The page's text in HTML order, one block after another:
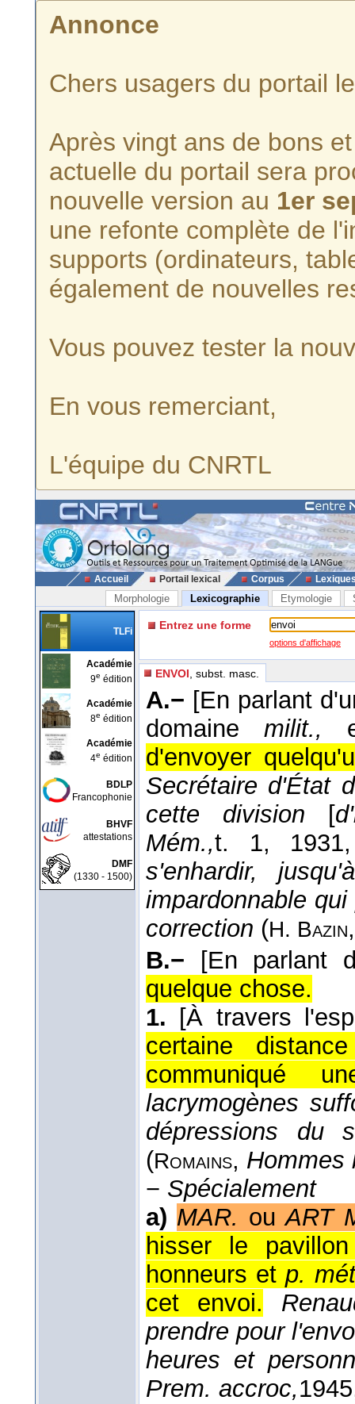
Annonce
Chers usagers du portail
Après vingt ans de bons
actuelle du portail sera
nouvelle version au 1er
une refonte complète de
supports (ordinateurs,
également de nouvelles
Vous pouvez tester la
En vous remerciant,
L'équipe du CNRTL
Accueil Portail lexical Corpus
Morphologie Lexicographie Etymologie
TLFi
Académie
9e édition
Académie
8e édition
Académie
4e édition
BDLP
Francophonie
BHVF
attestations
DMF
(1330 - 1500)
Entrez une forme
options d'affichage
ENVOI , subst. masc.
A.− [En parlant
domainemilit.,
d'envoyer
Secrétaire d'État
cette division
[
Mém.,t. 1, 1931
s'enhardir,
impardonnable
correction (H. Bazin
B.−
[En parlant
quelque chose.
1.
[À travers
certaine
communiqué
lacrymogènes
dépressions du
(Romains, Hommes
− Spécialement
a) MAR. ouART
hisser le
honneurs et p.
cet envoi.
prendre pour
heures et
Prem. accroc,1945